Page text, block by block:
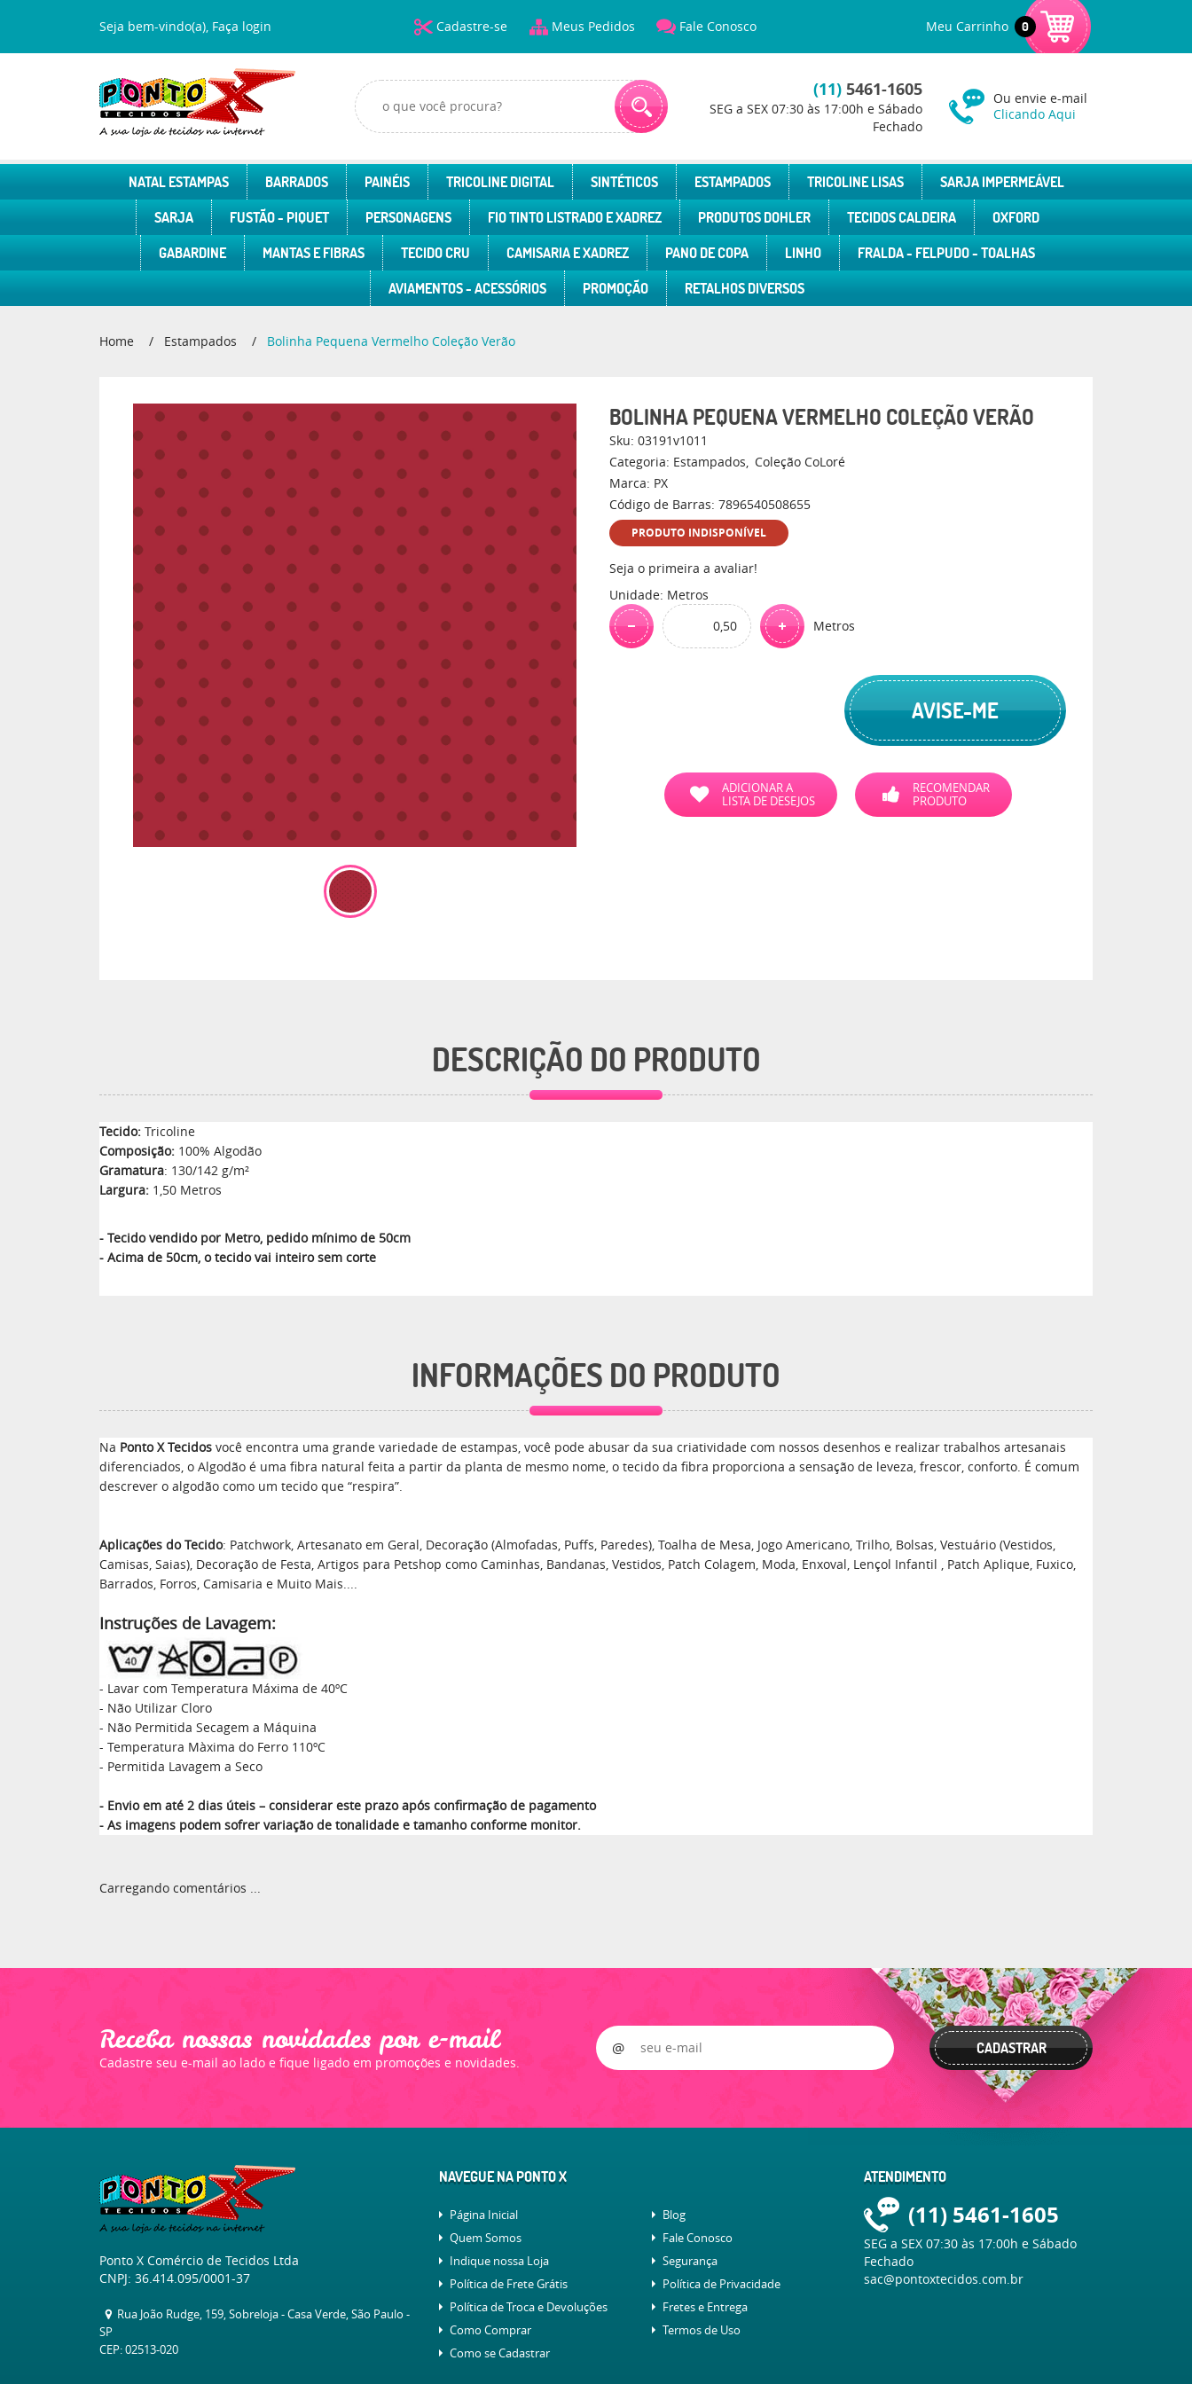
Seja bem-vindo(a), Faça login Cadastre-se Meus Pedidos Fale Conosco Meu Carrinho 0
(11) 5461-1605
SEG a SEX 07:30 às 17:00h e Sábado
Fechado
Ou envie e-mail
Clicando Aqui
NATAL ESTAMPAS BARRADOS PAINÉIS TRICOLINE DIGITAL SINTÉTICOS ESTAMPADOS TRICOLINE LISAS
SARJA IMPERMEÁVEL
SARJA
FUSTÃO - PIQUET PERSONAGENS FIO TINTO LISTRADO E XADREZ PRODUTOS DOHLER TECIDOS CALDEIRA
OXFORD
GABARDINE
MANTAS E FIBRAS TECIDO CRU CAMISARIA E XADREZ PANO DE COPA LINHO
FRALDA - FELPUDO - TOALHAS
AVIAMENTOS - ACESSÓRIOS
PROMOÇÃO RETALHOS DIVERSOS
Home Estampados Bolinha Pequena Vermelho Coleção Verão
BOLINHA PEQUENA VERMELHO COLEÇÃO VERÃO
Sku: 03191v1011
Categoria: Estampados Coleção CoLoré
Marca: PX
Código de Barras: 7896540508655
PRODUTO INDISPONÍVEL
Seja o primeira a avaliar!
Unidade: Metros
Metros
AVISE-ME
ADICIONAR A
LISTA DE DESEJOS
RECOMENDAR
PRODUTO
DESCRIÇÃO DO PRODUTO
Tecido: Tricoline
Composição: 100% Algodão
Gramatura: 130/142 g/m²
Largura: 1,50 Metros
- Tecido vendido por Metro, pedido mínimo de 50cm
- Acima de 50cm, o tecido vai inteiro sem corte
INFORMAÇÕES DO PRODUTO
Na Ponto X Tecidos você encontra uma grande variedade de estampas, você pode abusar da sua criatividade com nossos desenhos e realizar trabalhos artesanais
diferenciados, o Algodão é uma fibra natural feita a partir da planta de mesmo nome, o tecido da fibra proporciona a sensação de leveza, frescor, conforto. É comum
descrever o algodão como um tecido que “respira”.
Aplicações do Tecido: Patchwork, Artesanato em Geral, Decoração (Almofadas, Puffs, Paredes), Toalha de Mesa, Jogo Americano, Trilho, Bolsas, Vestuário (Vestidos,
Camisas, Saias), Decoração de Festa, Artigos para Petshop como Caminhas, Bandanas, Vestidos, Patch Colagem, Moda, Enxoval, Lençol Infantil , Patch Aplique, Fuxico,
Barrados, Forros, Camisaria e Muito Mais....
Instruções de Lavagem:
- Lavar com Temperatura Máxima de 40ºC
- Não Utilizar Cloro
- Não Permitida Secagem a Máquina
- Temperatura Màxima do Ferro 110ºC
- Permitida Lavagem a Seco
- Envio em até 2 dias úteis – considerar este prazo após confirmação de pagamento
- As imagens podem sofrer variação de tonalidade e tamanho conforme monitor.
Carregando comentários ...
Receba nossas novidades por e-mail
Cadastre seu e-mail ao lado e fique ligado em promoções e novidades.
CADASTRAR
Ponto X Comércio de Tecidos Ltda
CNPJ: 36.414.095/0001-37
Rua João Rudge, 159, Sobreloja-Casa Verde, São Paulo -
SP
CEP: 02513-020
NAVEGUE NA PONTO X
Página Inicial
Blog
Quem Somos
Fale Conosco
Indique nossa Loja
Segurança
Política de Frete Grátis
Política de Privacidade
Política de Troca e Devoluções
Fretes e Entrega
Como Comprar
Termos de Uso
Como se Cadastrar
ATENDIMENTO
(11) 5461-1605
SEG a SEX 07:30 às 17:00h e Sábado
Fechado
sac@pontoxtecidos.com.br